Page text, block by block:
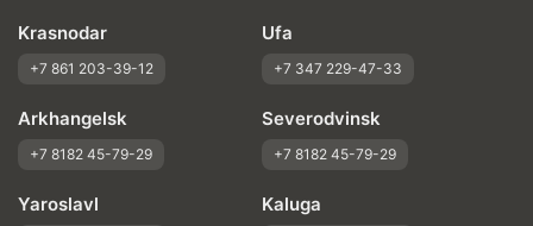
Krasnodar
+7 861 203-39-12
Ufa
+7 347 229-47-33
Arkhangelsk
+7 8182 45-79-29
Severodvinsk
+7 8182 45-79-29
Yaroslavl Kaluga